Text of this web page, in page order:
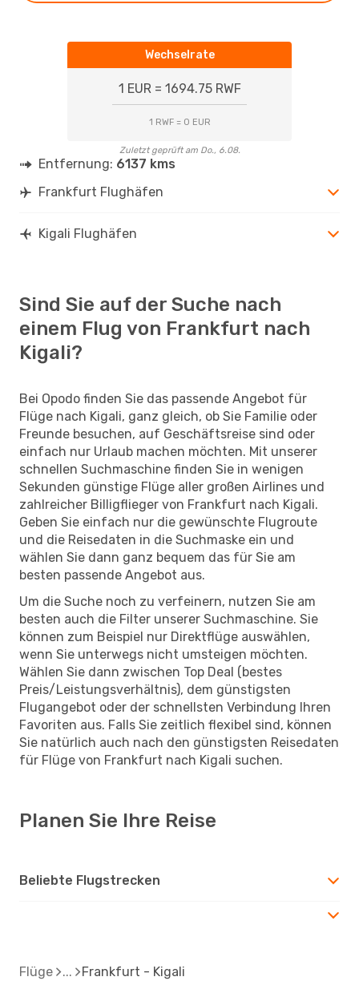
Wechselrate
1 EUR = 1694.75 RWF
1 RWF = 0 EUR
Zuletzt geprüft am Do., 6.08.
Entfernung: 6137 kms
Frankfurt Flughäfen
Kigali Flughäfen
Sind Sie auf der Suche nach
einem Flug von Frankfurt nach
Kigali?
Bei Opodo finden Sie das passende Angebot für
Flüge nach Kigali, ganz gleich, ob Sie Familie oder
Freunde besuchen, auf Geschäftsreise sind oder
einfach nur Urlaub machen möchten. Mit unserer
schnellen Suchmaschine finden Sie in wenigen
Sekunden günstige Flüge aller großen Airlines und
zahlreicher Billigflieger von Frankfurt nach Kigali.
Geben Sie einfach nur die gewünschte Flugroute
und die Reisedaten in die Suchmaske ein und
wählen Sie dann ganz bequem das für Sie am
besten passende Angebot aus.
Um die Suche noch zu verfeinern, nutzen Sie am
besten auch die Filter unserer Suchmaschine. Sie
können zum Beispiel nur Direktflüge auswählen,
wenn Sie unterwegs nicht umsteigen möchten.
Wählen Sie dann zwischen Top Deal (bestes
Preis/Leistungsverhältnis), dem günstigsten
Flugangebot oder der schnellsten Verbindung Ihren
Favoriten aus. Falls Sie zeitlich flexibel sind, können
Sie natürlich auch nach den günstigsten Reisedaten
für Flüge von Frankfurt nach Kigali suchen.
Planen Sie Ihre Reise
Beliebte Flugstrecken
Flüge Frankfurt - Kigali